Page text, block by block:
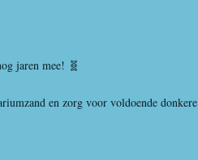
jaren mee! 🧬
en zorg voor voldoende donkere